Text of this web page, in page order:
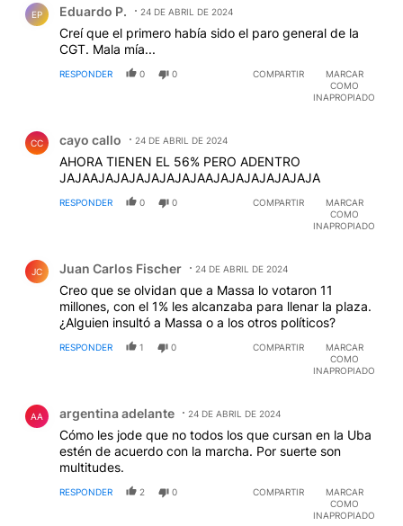
EP Eduardo P. 24 DE ABRIL DE 2024
Creí que el primero había sido el paro general de la
CGT. Mala mía...
RESPONDER 0 0 COMPARTIR
MARCAR
COMO
INAPROPIADO
CC cayo callo 24 DE ABRIL DE 2024
AHORA TIENEN EL 56% PERO ADENTRO
JAJAAJAJAJAJAJAJAJAAJAJAJAJAJAJAJA
RESPONDER 0 0 COMPARTIR
MARCAR
COMO
INAPROPIADO
JC Juan Carlos Fischer 24 DE ABRIL DE 2024
Creo que se olvidan que a Massa lo votaron 11
millones, con el 1% les alcanzaba para llenar la plaza.
¿Alguien insultó a Massa o a los otros políticos?
RESPONDER 1 0 COMPARTIR
MARCAR
COMO
INAPROPIADO
AA argentina adelante 24 DE ABRIL DE 2024
Cómo les jode que no todos los que cursan en la Uba
estén de acuerdo con la marcha. Por suerte son
multitudes.
RESPONDER 2 0 COMPARTIR
MARCAR
COMO
INAPROPIADO